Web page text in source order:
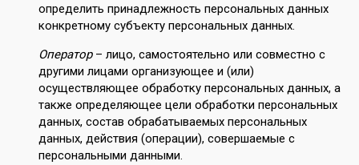
определить принадлежность персональных данных
конкретному субъекту персональных данных.
Оператор– лицо, самостоятельно или совместно с
другими лицами организующее и (или)
осуществляющее обработку персональных данных, а
также определяющее цели обработки персональных
данных, состав обрабатываемых персональных
данных, действия (операции), совершаемые с
персональными данными.